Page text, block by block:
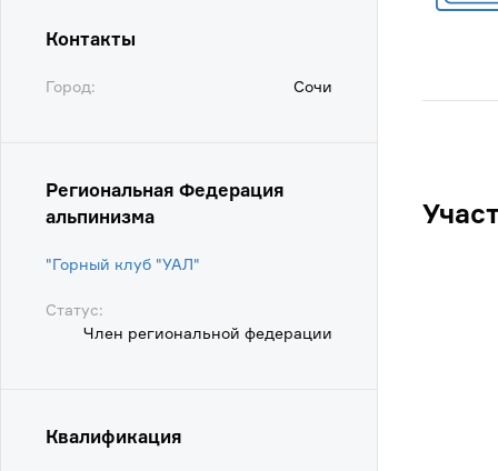
Контакты
Город: Сочи
Региональная Федерация
альпинизма
"Горный клуб "УАЛ"
Статус:
Член региональной федерации
Квалификация